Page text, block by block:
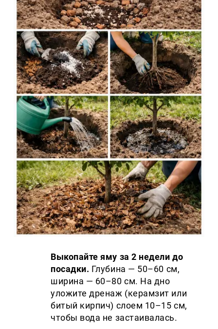
Выкопайте яму за 2 недели до
посадки. Глубина — 50–60 см,
ширина — 60–80 см. На дно
уложите дренаж (керамзит или
битый кирпич) слоем 10–15 см,
чтобы вода не застаивалась.